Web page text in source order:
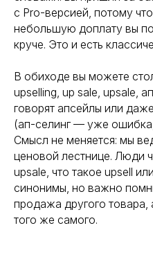
с Pro-версией, потому
небольшую доплату вы
круче. Это и есть
В обиходе вы можете
upselling, up sale, upsale,
говорят апсейлы или
(ап-селинг — уже
Смысл не меняется: мы
ценовой лестнице. Люди
upsale, что такое upsell
синонимы, но важно
продажа другого
того же самого.